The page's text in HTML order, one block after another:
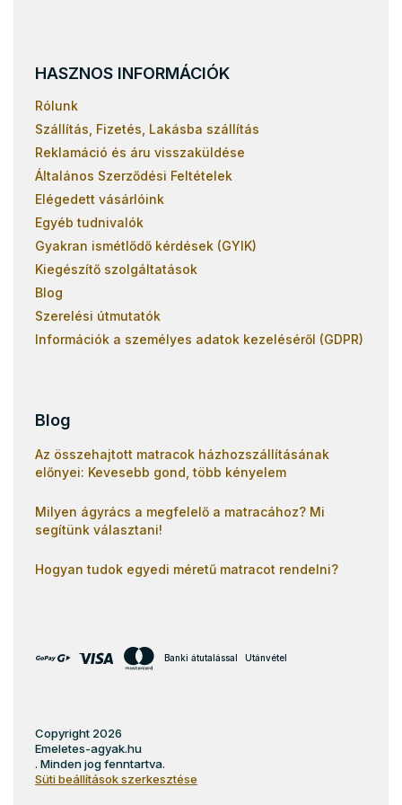
Rózsaszín emeletes ágyak
HASZNOS INFORMÁCIÓK
Rólunk
Szállítás, Fizetés, Lakásba szállítás
Reklamáció és áru visszaküldése
Általános Szerződési Feltételek
Elégedett vásárlóink
Egyéb tudnivalók
Gyakran ismétlődő kérdések (GYIK)
Kiegészítő szolgáltatások
Blog
Szerelési útmutatók
Információk a személyes adatok kezeléséről (GDPR)
Blog
Az összehajtott matracok házhozszállításának
előnyei: Kevesebb gond, több kényelem
Milyen ágyrács a megfelelő a matracához? Mi
segítünk választani!
Hogyan tudok egyedi méretű matracot rendelni?
Banki átutalással Utánvétel
Copyright 2026
Emeletes-agyak.hu
. Minden jog fenntartva.
Süti beállítások szerkesztése